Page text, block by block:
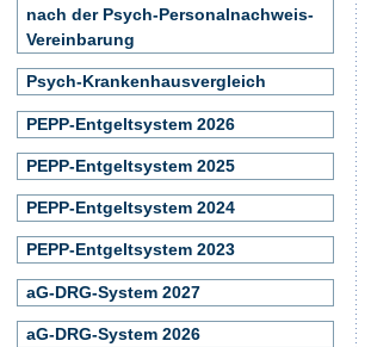
nach der Psych-Personalnachweis-
Vereinbarung
Psych-Krankenhausvergleich
PEPP-Entgeltsystem 2026
PEPP-Entgeltsystem 2025
PEPP-Entgeltsystem 2024
PEPP-Entgeltsystem 2023
aG-DRG-System 2027
aG-DRG-System 2026